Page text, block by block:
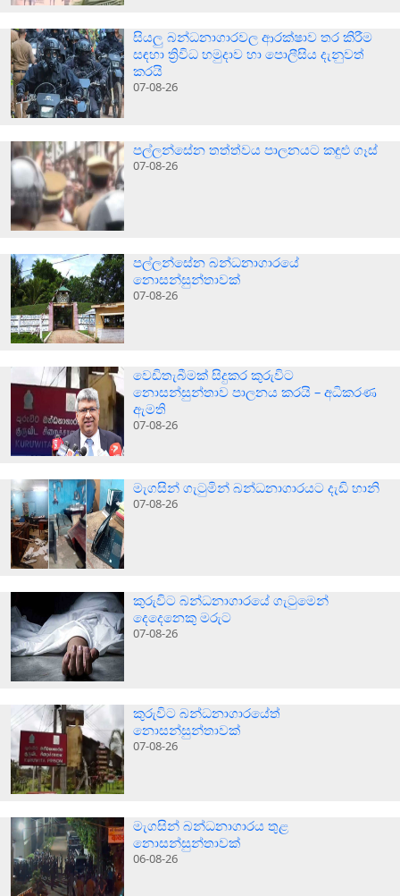
සියලු බන්ධනාගාරවල ආරක්ෂාව තර කිරීම
සඳහා ත්‍රිවිධ හමුදාව හා පොලීසිය දැනුවත්
කරයි
07-08-26
පල්ලන්සේන තත්ත්වය පාලනයට කඳුළු ගෑස්
07-08-26
පල්ලන්සේන බන්ධනාගාරයේ
නොසන්සුන්තාවක්
07-08-26
වෙඩිතැබීමක් සිදුකර කුරුවිට
නොසන්සුන්තාව පාලනය කරයි – අධිකරණ
ඇමති
07-08-26
මැගසින් ගැටුමින් බන්ධනාගාරයට දැඩි හානි
07-08-26
කුරුවිට බන්ධනාගාරයේ ගැටුමෙන්
දෙදෙනෙකු මරුට
07-08-26
කුරුවිට බන්ධනාගාරයේත්
නොසන්සුන්තාවක්
07-08-26
මැගසින් බන්ධනාගාරය තුළ
නොසන්සුන්තාවක්
06-08-26